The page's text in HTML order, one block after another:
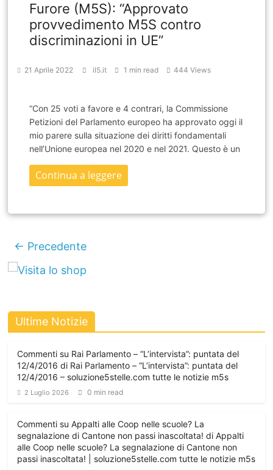
Furore (M5S): “Approvato
provvedimento M5S contro
discriminazioni in UE”
21 Aprile 2022 il5.it 1 min read 444 Views
“Con 25 voti a favore e 4 contrari, la Commissione
Petizioni del Parlamento europeo ha approvato oggi il
mio parere sulla situazione dei diritti fondamentali
nell’Unione europea nel 2020 e nel 2021. Questo è un
Continua a leggere
← Precedente
Ultime Notizie
Commenti su Rai Parlamento – “L’intervista”: puntata del
12/4/2016 di Rai Parlamento – “L’intervista”: puntata del
12/4/2016 – soluzione5stelle.com tutte le notizie m5s
2 Luglio 2026 0 min read
Commenti su Appalti alle Coop nelle scuole? La
segnalazione di Cantone non passi inascoltata! di Appalti
alle Coop nelle scuole? La segnalazione di Cantone non
passi inascoltata! | soluzione5stelle.com tutte le notizie m5s